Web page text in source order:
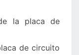
la placa de
de circuito